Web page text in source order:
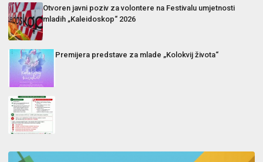
Otvoren javni poziv za volontere na Festivalu umjetnosti
mladih „Kaleidoskop“ 2026
Premijera predstave za mlade „Kolokvij života“